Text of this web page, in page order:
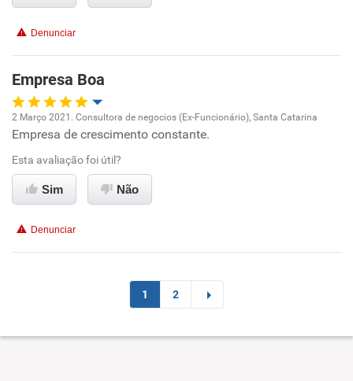
Não recomenda esta empresa
Não recomenda a diretoria
Denunciar
Empresa Boa
Oportunidade de promoção
Ambiente de trabalho
Benefícios
Recomenda esta empresa
2 Março 2021. Consultora de negocios (Ex-Funcionário), Santa Catarina
Empresa de crescimento constante.
Esta avaliação foi útil?
Sim Não
Denunciar
1 2